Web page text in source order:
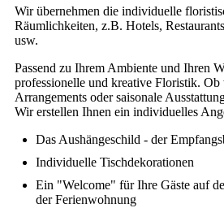
Wir übernehmen die individuelle
Räumlichkeiten, z.B. Hotels,
usw.
Passend zu Ihrem Ambiente und Ihren
professionelle und kreative Floristik.
Arrangements oder saisonale
Wir erstellen Ihnen ein individuelles
Das Aushängeschild - der
Individuelle Tischdekorationen
Ein "Welcome" für Ihre Gäste auf
der Ferienwohnung